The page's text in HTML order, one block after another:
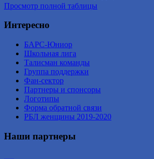
Просмотр полной таблицы
Интересно
БАРС-Юниор
Школьная лига
Талисман команды
Группа поддержки
Фан-сектор
Партнеры и спонсоры
Логотипы
Форма обратной связи
РБЛ женщины 2019-2020
Наши партнеры